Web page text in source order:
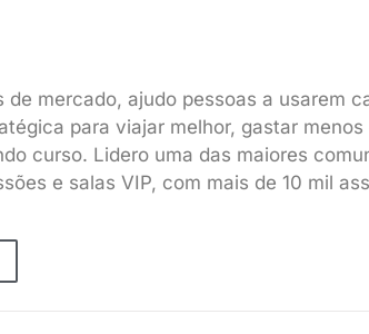
de mercado, ajudo pessoas a usarem
para viajar melhor, gastar
curso. Lidero uma das maiores
e salas VIP, com mais de 10 mil